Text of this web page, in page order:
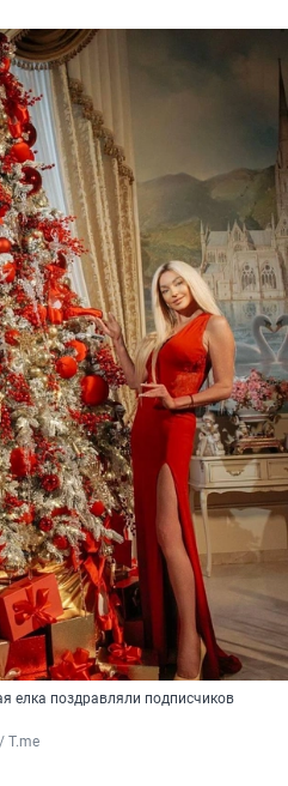
елка поздравляли подписчиков
T.me